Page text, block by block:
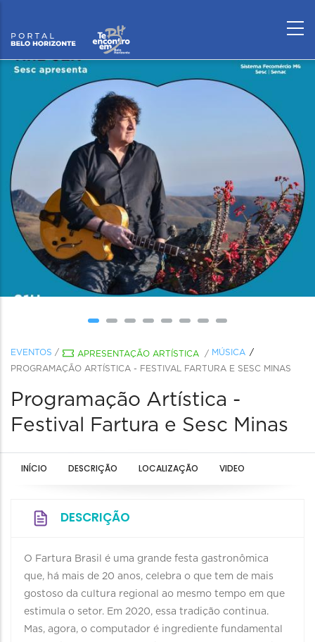
EVENTOS / APRESENTAÇÃO ARTÍSTICA / MÚSICA
PROGRAMAÇÃO ARTÍSTICA - FESTIVAL FARTURA E SESC MINAS
Programação Artística -
Festival Fartura e Sesc Minas
INÍCIO DESCRIÇÃO LOCALIZAÇÃO VIDEO
DESCRIÇÃO
O Fartura Brasil é uma grande festa gastronômica
que, há mais de 20 anos, celebra o que tem de mais
gostoso da cultura regional ao mesmo tempo em que
estimula o setor. Em 2020, essa tradição continua.
Mas, agora, o computador é ingrediente fundamental